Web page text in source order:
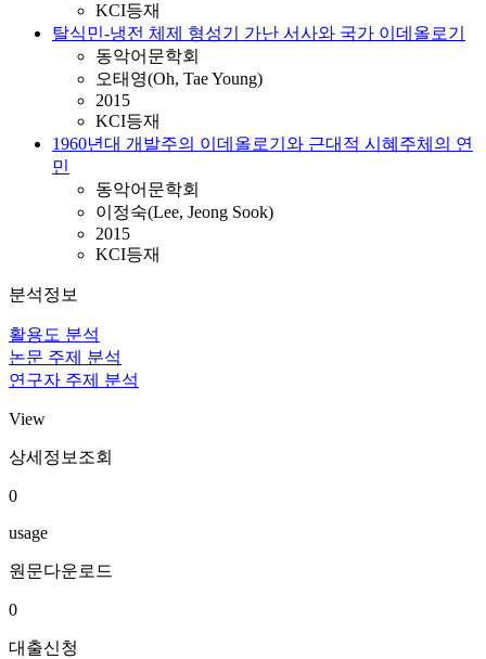
KCI등재
탈식민-냉전 체제 형성기 가난 서사와 국가 이데올로기
동악어문학회
오태영(Oh, Tae Young)
2015
KCI등재
1960년대 개발주의 이데올로기와 근대적 시혜주체의 연
민
동악어문학회
이정숙(Lee, Jeong Sook)
2015
KCI등재
분석정보
활용도 분석
논문 주제 분석
연구자 주제 분석
View
상세정보조회
0
usage
원문다운로드
0
대출신청